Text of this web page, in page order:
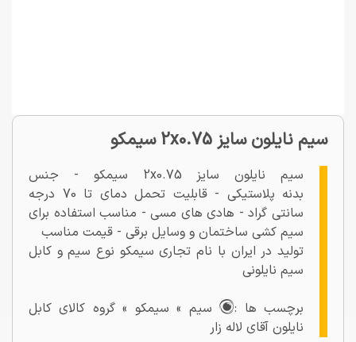
سیم نایلون سایز 2x0.75 سیمکو
سیم نایلون سایز 2x0.75 سیمکو - جنس
بدنه پلاستیکی - قابلیت تحمل دمای تا 70 درجه
سانتی گراد - هادی های مسی - مناسب استفاده برای
سیم کشی ساختمان و وسایل برقی - قیمت مناسب
تولید در ایران با نام تجاری سیمکو نوع سیم و کابل
سیم نایلونی
برچسب ها :
سیم » سیمکو » گروه کالای کابل
نایلون آقای لاله زار